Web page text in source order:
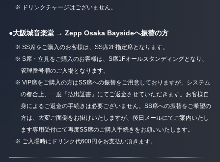
※ ドリンクチャージはございません。
●大阪城音楽堂 → Zepp Osaka Baysideへ振替の方
※ SS席をご購入のお客様は、SS席2F指定席となります。
※ S席・立見をご購入のお客様は、S席1Fオールスタンディングとなり、
管理番号順のご入場となります。
※ VIP席をご購入の方はSS席への振替をご用意しておりますが、システム
の都合上、一度『払出証書』にてご返金させていただきます。お客様自
身によるご返金の手続きは必要ございません。SS席への振替をご希望の
方は、大変ご面倒をお掛けいたしますが、後日メールにてご案内いたし
ます専用受付にて再度SS席のご購入手続きをお願いいたします。
※ ご入場時にドリンク代600円をお支払い頂きます。